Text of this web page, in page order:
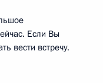
Если Вы
вести встречу.